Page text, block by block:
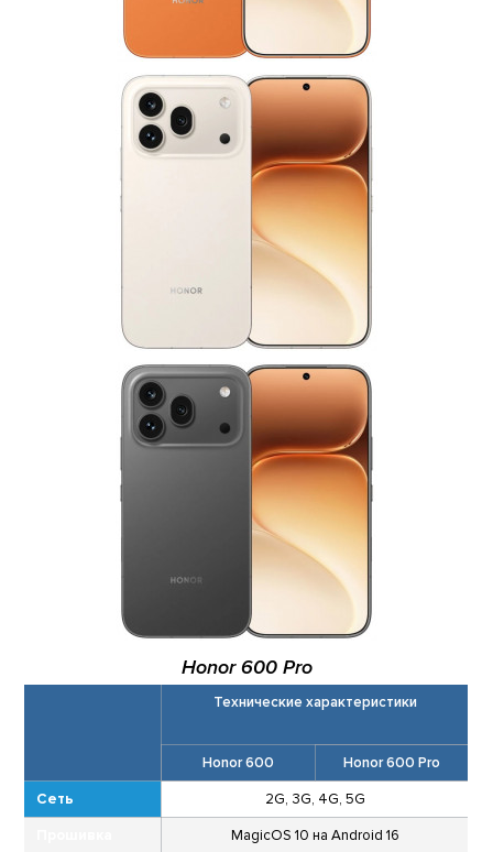
Honor 600 Pro
Технические характеристики
Honor 600 Honor 600 Pro
Сеть 2G, 3G, 4G, 5G
MagicOS 10 на Android 16